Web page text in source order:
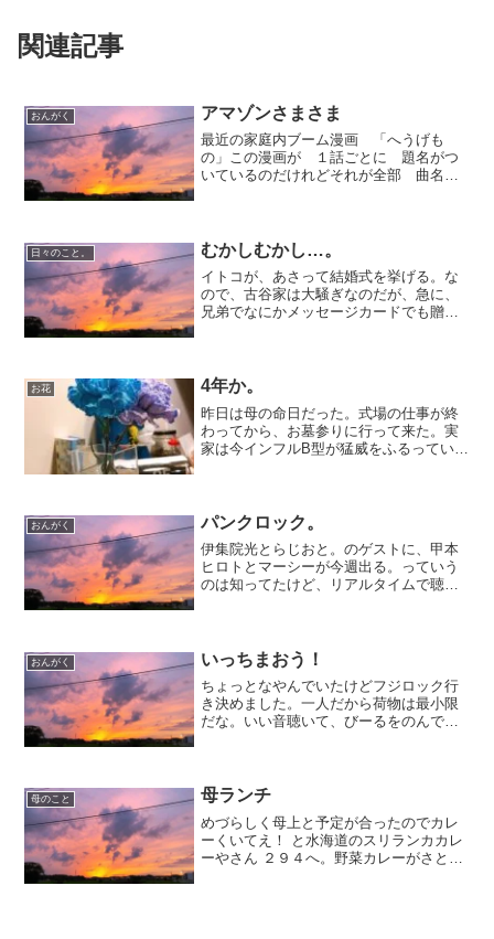
関連記事
おんがく アマゾンさまさま
最近の家庭内ブーム漫画 「へうげも
の」この漫画が １話ごとに 題名がつ
いているのだけれどそれが全部 曲名を
椀・LOVE ...
日々のこと。 むかしむかし…。
イトコが、あさって結婚式を挙げる。な
ので、古谷家は大騒ぎなのだが、急に、
兄弟でなにかメッセージカードでも贈ろ
もする？（でも、あたし忙...
お花 4年か。
昨日は母の命日だった。式場の仕事が終
わってから、お墓参りに行って来た。実
家は今インフルB型が猛威をふるっている
う。なんて古谷家一同...
おんがく パンクロック。
伊集院光とらじおと。のゲストに、甲本
ヒロトとマーシーが今週出る。っていう
のは知ってたけど、リアルタイムで聴け
だ。2人ともが、年齢がど...
おんがく いっちまおう！
ちょっとなやんでいたけどフジロック行
き決めました。一人だから荷物は最小限
だな。いい音聴いて、びーるをのんで、
母のこと 母ランチ
めづらしく母上と予定が合ったのでカレ
ーくいてえ！ と水海道のスリランカカレ
ーやさん ２９４へ。野菜カレーがさとい